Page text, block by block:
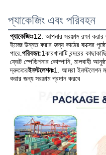
প্যাকেজিং এবং পরিবহন
প্যাকেজিংঃ12. আপনার সরঞ্জাম রক্ষা
ইমেজ উন্নত করার জন্য কাঠের বাক্সের
পারে. পরিবহন:1কারখানাটি বন্দরের
ফ্রেট স্পেডিশনার কোম্পানি, মালবাহী
দ্রুততরইনস্টলেশনঃ1. আমরা ইনস্টলেশন
করার জন্য সরঞ্জাম প্রদান করবে